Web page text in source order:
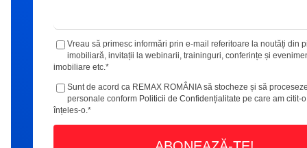
Vreau să primesc informări prin e-mail referitoare la noutăți din
imobiliară, invitații la webinarii, traininguri, conferințe și
imobiliare etc.*
Sunt de acord ca REMAX ROMÂNIA să stocheze și să
personale conform Politicii de Confidențialitate pe care am citit-
înțeles-o.*